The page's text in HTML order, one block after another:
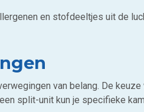
en stofdeeltjes uit de
van belang. De keuze
split-unit kun je specifieke